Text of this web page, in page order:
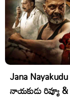
Jana
నాయకుడు రివ్యూ